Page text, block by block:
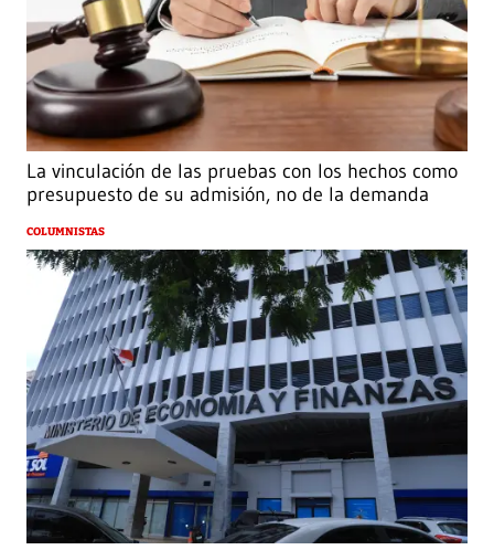
La vinculación de las pruebas con los hechos como
presupuesto de su admisión, no de la demanda
COLUMNISTAS